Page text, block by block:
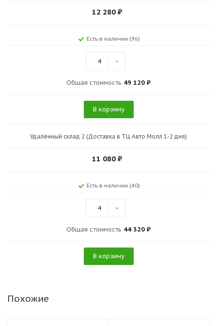
12 280₽
Есть в наличии (96)
4
Общая стоимость 49 120 ₽
В корзину
Удалённый склад 2 (Доставка в ТЦ Авто Молл 1-2 дня)
11 080₽
Есть в наличии (40)
4
Общая стоимость 44 320 ₽
В корзину
Похожие